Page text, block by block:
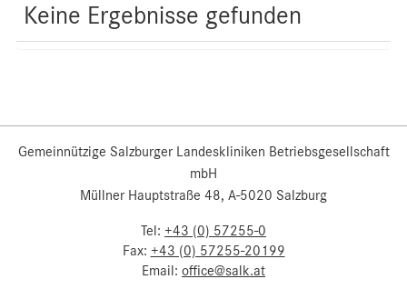
Keine Ergebnisse gefunden
Gemeinnützige Salzburger Landeskliniken Betriebsgesellschaft
mbH
Müllner Hauptstraße 48, A-5020 Salzburg
Tel: +43 (0) 57255-0
Fax: +43 (0) 57255-20199
Email: office@salk.at